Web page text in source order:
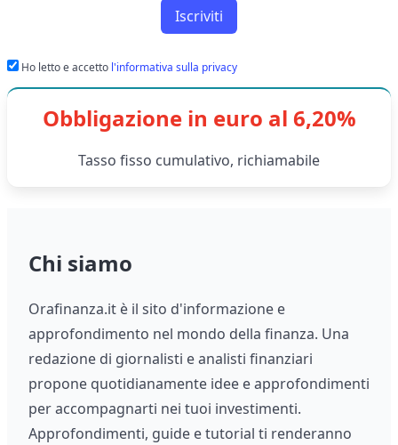
Iscriviti
Ho letto e accetto l'informativa sulla privacy
Obbligazione in euro al 6,20%
Tasso fisso cumulativo, richiamabile
Chi siamo
Orafinanza.it è il sito d'informazione e
approfondimento nel mondo della finanza. Una
redazione di giornalisti e analisti finanziari
propone quotidianamente idee e approfondimenti
per accompagnarti nei tuoi investimenti.
Approfondimenti, guide e tutorial ti renderanno